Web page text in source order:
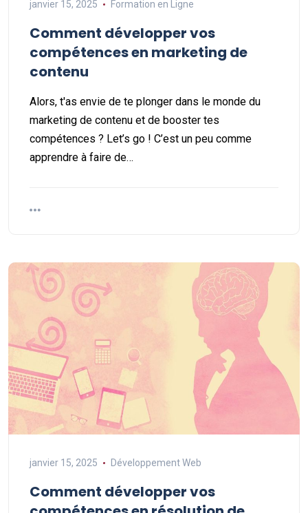
janvier 15, 2025 Formation en Ligne
Comment développer vos
compétences en marketing de
contenu
Alors, t'as envie de te plonger dans le monde du
marketing de contenu et de booster tes
compétences ? Let’s go ! C’est un peu comme
apprendre à faire de…
janvier 15, 2025 Développement Web
Comment développer vos